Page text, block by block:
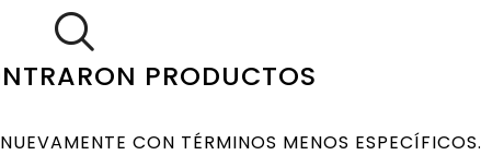
PRODUCTOS
CON TÉRMINOS MENOS ESPECÍFICOS.